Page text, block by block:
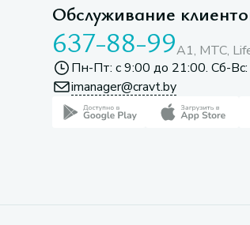
Обслуживание
637-88-99A1, МТС,
Пн-Пт: с 9:00 до 21:00. Сб-
imanager@cravt.by